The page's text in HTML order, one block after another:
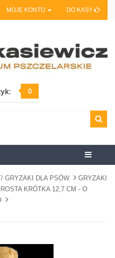
MOJE KONTO DO KASY
0
Centrum
GRYZAKI DLA PSÓW
GRYZAKI
KRÓTKA 12,7 CM - O